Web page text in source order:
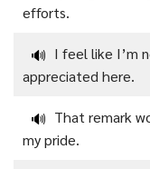
efforts.
🔊 I feel like I’m
appreciated here.
🔊 That remark
my pride.